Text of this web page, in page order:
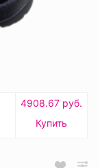
4908.67 руб.
Купить